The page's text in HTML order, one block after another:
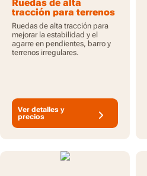
Ruedas de alta
tracción para terrenos
difíciles
Ruedas de alta tracción para
mejorar la estabilidad y el
agarre en pendientes, barro y
terrenos irregulares.
Ver detalles y
precios